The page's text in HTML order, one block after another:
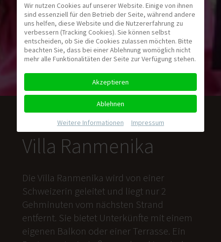
Villa Ranmenika
Die Villa Ranmenika wird von einer
Schweizerin geleitet und liegt nur 2
Gehminuten vom nächsten Strand
entfernt. Sie bietet Unterkünfte mit einem
eigenen Balkon oder einer Terrasse. Ein
Wir nutzen Cookies auf unserer Website. Einige von ihnen
sind essenziell für den Betrieb der Seite, während andere
uns helfen, diese Website und die Nutzererfahrung zu
verbessern (Tracking Cookies). Sie können selbst
entscheiden, ob Sie die Cookies zulassen möchten. Bitte
beachten Sie, dass bei einer Ablehnung womöglich nicht
mehr alle Funktionalitäten der Seite zur Verfügung stehen.
Akzeptieren
Ablehnen
Weitere Informationen Impressum